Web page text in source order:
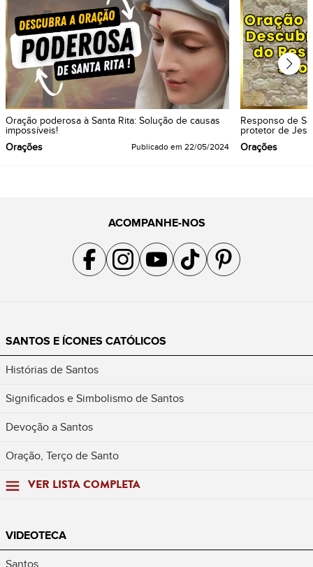
Oração poderosa à Santa Rita: Solução de causas
impossíveis!
Orações
Publicado em 22/05/2024
Responso de
protetor de
Orações
ACOMPANHE-NOS
Acompanhe a gente no Facebook
Acompanhe a gente no Instagram
Acompanhe a gente no YouTube
Acompanhe a gente no TikTok
Acompanhe a gente no
SANTOS E ÍCONES CATÓLICOS
Histórias de Santos
Significados e Simbolismo de Santos
Devoção a Santos
Oração, Terço de Santo
VER LISTA COMPLETA
VIDEOTECA
Santos